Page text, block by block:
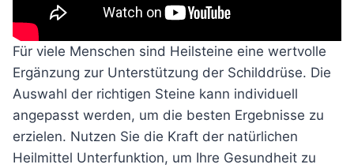
Für viele Menschen sind Heilsteine eine wertvolle
Ergänzung zur Unterstützung der Schilddrüse. Die
Auswahl der richtigen Steine kann individuell
angepasst werden, um die besten Ergebnisse zu
erzielen. Nutzen Sie die Kraft der natürlichen
Heilmittel Unterfunktion, um Ihre Gesundheit zu